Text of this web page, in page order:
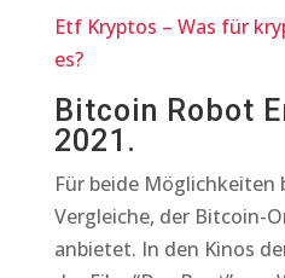
Etf Kryptos – Was für
es?
Bitcoin Robot
2021.
Für beide Möglichkeiten
Vergleiche, der Bitcoin-
anbietet. In den Kinos